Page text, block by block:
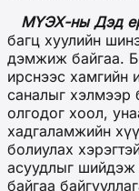
МҮЭХ-ны Дэд
багц хуулийн
дэмжиж байгаа.
ирснээс хамгийн
саналыг хэлмээр
олгодог хоол,
хадгаламжийн
болиулах
асуудлыг
байгаа